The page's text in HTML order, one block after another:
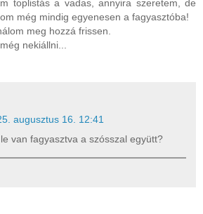
toplistás a vadas, annyira szeretem, de
még mindig egyenesen a fagyasztóba!
meg hozzá frissen.
nekiállni...
augusztus 16. 12:41
van fagyasztva a szósszal együtt?